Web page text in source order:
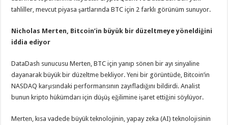
tahliller, mevcut piyasa şartlarında BTC için 2 farklı görünüm sunuyor.
Nicholas Merten, Bitcoin’in büyük bir düzeltmeye yöneldiğini
iddia ediyor
DataDash sunucusu Merten, BTC için yanıp sönen bir ayı sinyaline
dayanarak büyük bir düzeltme bekliyor. Yeni bir görüntüde, Bitcoin’in
NASDAQ karşısındaki performansının zayıfladığını bildirdi. Analist
bunun kripto hükümdarı için düşüş eğilimine işaret ettiğini söylüyor.
Merten, kısa vadede büyük teknolojinin, yapay zeka (AI) teknolojisinin